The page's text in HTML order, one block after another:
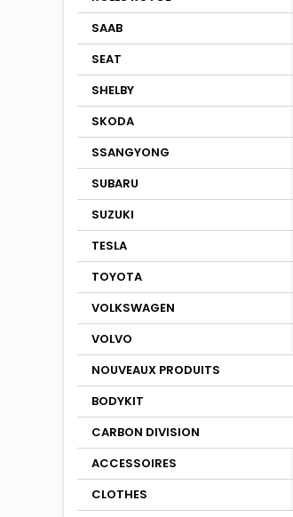
SAAB
SEAT
SHELBY
SKODA
SSANGYONG
SUBARU
SUZUKI
TESLA
TOYOTA
VOLKSWAGEN
VOLVO
NOUVEAUX PRODUITS
BODYKIT
CARBON DIVISION
ACCESSOIRES
CLOTHES